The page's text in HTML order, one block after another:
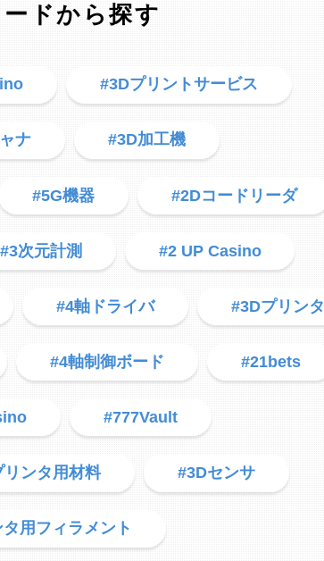
ドから探す
#3Dプリントサービス
ナ #3D加工機
#5G機器 #2Dコードリーダ
#3次元計測 #2 UP Casino
#4軸ドライバ #3Dプリンタ
#4軸制御ボード #21bets
#777Vault
リンタ用材料 #3Dセンサ
用フィラメント